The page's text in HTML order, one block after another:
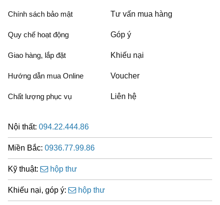
Chính sách bảo mật
Quy chế hoạt động
Giao hàng, lắp đặt
Hướng dẫn mua Online
Chất lượng phục vụ
Tư vấn mua hàng
Góp ý
Khiếu nại
Voucher
Liên hệ
Nội thất: 094.22.444.86
Miền Bắc: 0936.77.99.86
Kỹ thuật: hộp thư
Khiếu nại, góp ý: hộp thư